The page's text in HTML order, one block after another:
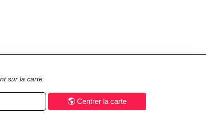
sur la carte
Centrer la carte